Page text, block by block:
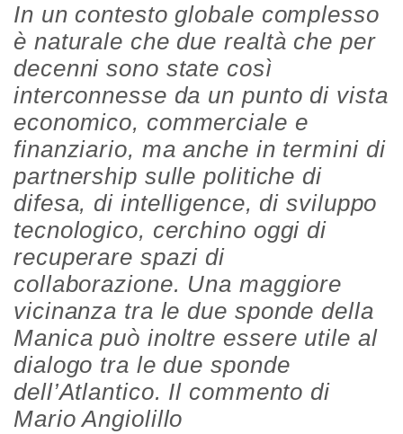
In un contesto globale complesso
è naturale che due realtà che per
decenni sono state così
interconnesse da un punto di vista
economico, commerciale e
finanziario, ma anche in termini di
partnership sulle politiche di
difesa, di intelligence, di sviluppo
tecnologico, cerchino oggi di
recuperare spazi di
collaborazione. Una maggiore
vicinanza tra le due sponde della
Manica può inoltre essere utile al
dialogo tra le due sponde
dell’Atlantico. Il commento di
Mario Angiolillo